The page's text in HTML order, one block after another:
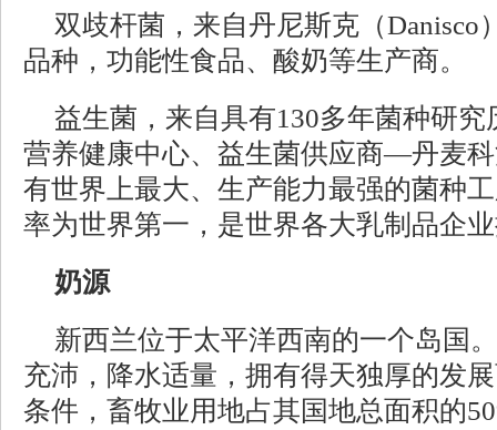
双歧杆菌，来自丹尼斯克（Danisco
品种，功能性食品、酸奶等生产商。
益生菌，来自具有130多年菌种研
营养健康中心、益生菌供应商—丹麦
有世界上最大、生产能力最强的菌种
率为世界第一，是世界各大乳制品企
奶源
新西兰位于太平洋西南的一个岛国
充沛，降水适量，拥有得天独厚的发
条件，畜牧业用地占其国地总面积的